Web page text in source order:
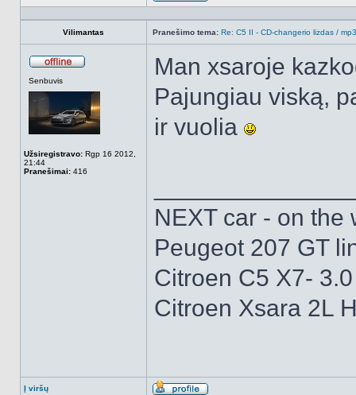
Aprašymas
Vilimantas Pranešimo tema: Re: C5 II - CD-changerio lizdas /
Senbuvis
Užsiregistravo: Rgp 16 2012,
21:44
Pranešimai: 416
Man xsaroje
Pajungiau viską,
ir vuolia
NEXT car - on the
Peugeot 207 GT
Citroen C5 X7-
Citroen Xsara 2L
Į viršų